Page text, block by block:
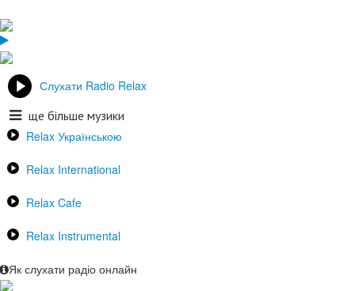
Слухати Radio Relax
ще більше музики
Relax Українською
Relax International
Relax Cafe
Relax Instrumental
Як слухати радіо онлайн